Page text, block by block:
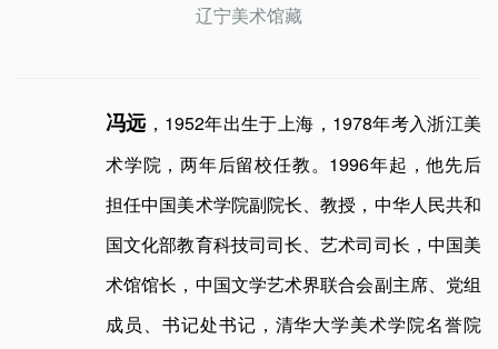
辽宁美术馆藏
冯远 ，1952年出生于上海，1978年考入浙江美
术学院，两年后留校任教。1996年起，他先后
担任中国美术学院副院长、教授，中华人民共和
国文化部教育科技司司长、艺术司司长，中国美
术馆馆长，中国文学艺术界联合会副主席、党组
成员、书记处书记，清华大学美术学院名誉院